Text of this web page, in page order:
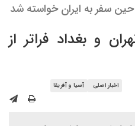
سفر به ایران خواسته شد
و بغداد فراتر از
اخبار اصلی آسیا و آفریقا